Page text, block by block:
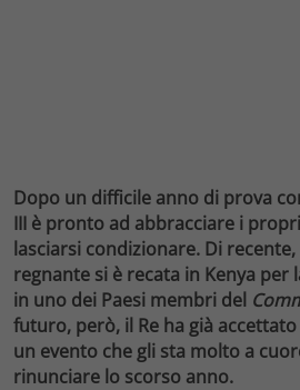
Dopo un difficile anno di prova
III è pronto ad abbracciare i
lasciarsi condizionare. Di
regnante si è recata in Kenya
in uno dei Paesi membri del
futuro, però, il Re ha già
un evento che gli sta molto a
rinunciare lo scorso anno.